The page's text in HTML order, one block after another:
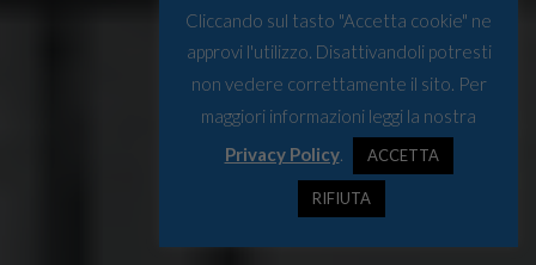
Cliccando sul tasto "Accetta cookie" ne
approvi l'utilizzo. Disattivandoli potresti
non vedere correttamente il sito. Per
maggiori informazioni leggi la nostra
Privacy Policy. ACCETTA
RIFIUTA